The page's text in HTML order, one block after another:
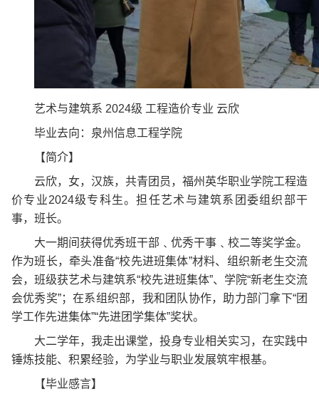
艺术与建筑系 2024级 工程造价专业 云欣
毕业去向： 泉州信息工程学院
【简介】
云欣， 女，汉族， 共青团员 ，福州英华职业学院工程造
价专业2024级专科生。担任艺术与建筑系团委组织部干
事，班长。
大一期间获得优秀班干部﹑优秀干事﹑校二等奖学金。
作为班长，牵头准备“校先进班集体”材料、组织新老生交流
会，班级获艺术与建筑系“校先进班集体”、学院“新老生交流
会优秀奖”；在系组织部，我和团队协作，助力部门拿下“团
学工作先进集体”“先进团学集体”奖状。
大二学年，我走出课堂，投身专业相关实习，在实践中
锤炼技能、积累经验，为学业与职业发展筑牢根基。
【毕业感言】